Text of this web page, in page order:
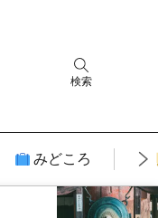
検索
みどころ